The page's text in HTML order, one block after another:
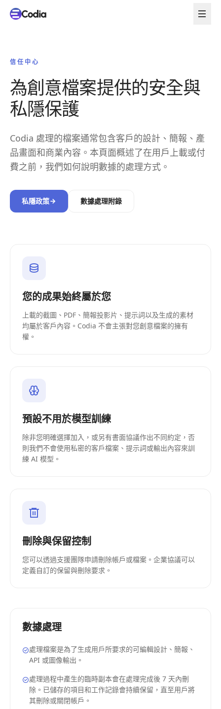
信任中心
為創意檔案提供的安全與
私隱保護
Codia 處理的檔案通常包含客戶的設計、簡報、產
品畫面和商業內容。本頁面概述了在用戶上載或付
費之前，我們如何說明數據的處理方式。
私隱政策 數據處理附錄
您的成果始終屬於您
上載的截圖、PDF、簡報投影片、提示詞以及生成的素材
均屬於客戶內容。Codia 不會主張對您創意檔案的擁有
權。
預設不用於模型訓練
除非您明確選擇加入，或另有書面協議作出不同約定，否
則我們不會使用私密的客戶檔案、提示詞或輸出內容來訓
練 AI 模型。
刪除與保留控制
您可以透過支援團隊申請刪除帳戶或檔案。企業協議可以
定義自訂的保留與刪除要求。
數據處理
處理檔案是為了生成用戶所要求的可編輯設計、簡報、
API 或圖像輸出。
處理過程中產生的臨時副本會在處理完成後 7 天內刪
除。已儲存的項目和工作記錄會持續保留，直至用戶將
其刪除或關閉帳戶。